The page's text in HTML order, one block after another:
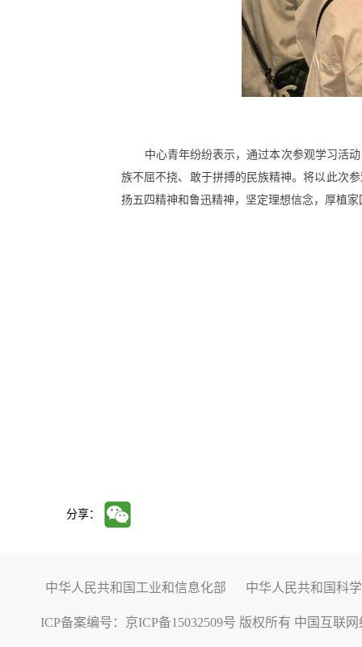
中心青年纷纷表示，通过本次参观学习活动
族不屈不挠、敢于拼搏的民族精神。将以此次
扬五四精神和鲁迅精神，坚定理想信念，厚植
分享：
中华人民共和国工业和信息化部 中华人民共和国科
ICP备案编号： 京ICP备15032509号 版权所有 中国互联